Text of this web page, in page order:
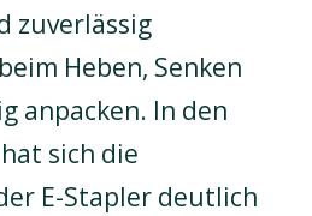
zuverlässig
Heben, Senken
anpacken. In den
sich die
E-Stapler deutlich